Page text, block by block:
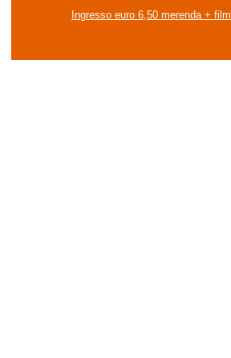
Ingresso euro 6,50 merenda + film